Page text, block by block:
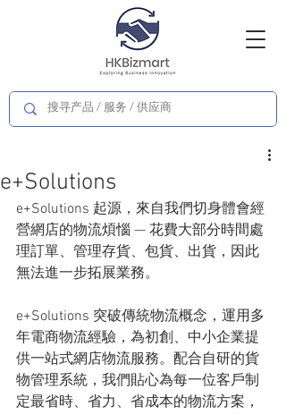
e+Solutions
e+Solutions 起源，來自我們切身體會經
營網店的物流煩惱 — 花費大部分時間處
理訂單、管理存貨、包貨、出貨，因此
無法進一步拓展業務。
e+Solutions 突破傳統物流概念，運用多
年電商物流經驗，為初創、中小企業提
供一站式網店物流服務。配合自研的貨
物管理系統，我們貼心為每一位客戶制
定最省時、省力、省成本的物流方案，